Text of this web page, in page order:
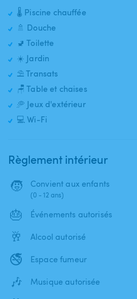
🌡️ Piscine chauffée
🚿 Douche
🚽 Toilette
☀️ Jardin
⛱️ Transats
🪑 Table et chaises
🥏 Jeux d'extérieur
💻 Wi-Fi
Règlement intérieur
🧒 Convient aux enfants
(0 - 12 ans)
🎂 Événements autorisés
🥂 Alcool autorisé
🚭 Espace fumeur
🎶 Musique autorisée